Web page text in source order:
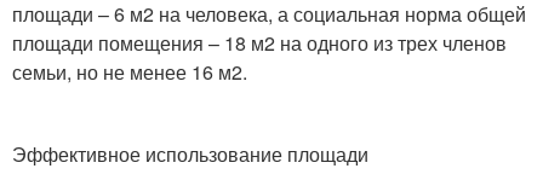
площади – 6 м2 на человека, а социальная норма общей
площади помещения – 18 м2 на одного из трех членов
семьи, но не менее 16 м2.
Эффективное использование площади